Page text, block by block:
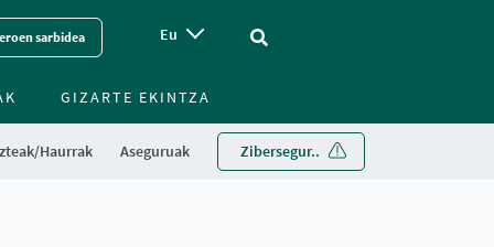
sarbidea Eu Vinculo - Buscar en la web
Haurrak Aseguruak Zibersegur..
GIZARTE EKINTZA